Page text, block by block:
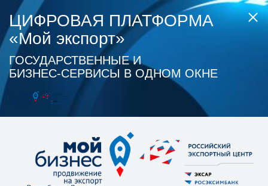
ЦИФРОВАЯ ПЛАТФОРМА
«Мой экспорт»
ГОСУДАРСТВЕННЫЕ И
БИЗНЕС‑СЕРВИСЫ В ОДНОМ ОКНЕ